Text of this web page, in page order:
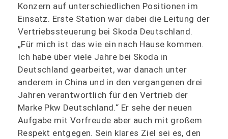
Konzern auf unterschiedlichen Positionen im
Einsatz. Erste Station war dabei die Leitung der
Vertriebssteuerung bei Skoda Deutschland.
„Für mich ist das wie ein nach Hause kommen.
Ich habe über viele Jahre bei Skoda in
Deutschland gearbeitet, war danach unter
anderem in China und in den vergangenen drei
Jahren verantwortlich für den Vertrieb der
Marke Pkw Deutschland.“ Er sehe der neuen
Aufgabe mit Vorfreude aber auch mit großem
Respekt entgegen. Sein klares Ziel sei es, den